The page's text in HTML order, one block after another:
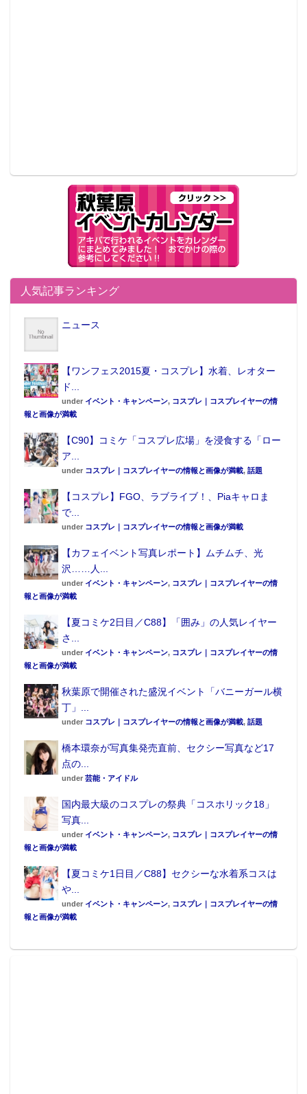
人気記事ランキング
ニュース
【ワンフェス2015夏・コスプレ】水着、レオター
ド...
under イベント・キャンペーン, コスプレ｜コスプレイヤーの情
報と画像が満載
【C90】コミケ「コスプレ広場」を浸食する「ロー
ア...
under コスプレ｜コスプレイヤーの情報と画像が満載, 話題
【コスプレ】FGO、ラブライブ！、Piaキャロま
で...
under コスプレ｜コスプレイヤーの情報と画像が満載
【カフェイベント写真レポート】ムチムチ、光
沢……人...
under イベント・キャンペーン, コスプレ｜コスプレイヤーの情
報と画像が満載
【夏コミケ2日目／C88】「囲み」の人気レイヤー
さ...
under イベント・キャンペーン, コスプレ｜コスプレイヤーの情
報と画像が満載
秋葉原で開催された盛況イベント「バニーガール横
丁」...
under コスプレ｜コスプレイヤーの情報と画像が満載, 話題
橋本環奈が写真集発売直前、セクシー写真など17
点の...
under 芸能・アイドル
国内最大級のコスプレの祭典「コスホリック18」
写真...
under イベント・キャンペーン, コスプレ｜コスプレイヤーの情
報と画像が満載
【夏コミケ1日目／C88】セクシーな水着系コスは
や...
under イベント・キャンペーン, コスプレ｜コスプレイヤーの情
報と画像が満載